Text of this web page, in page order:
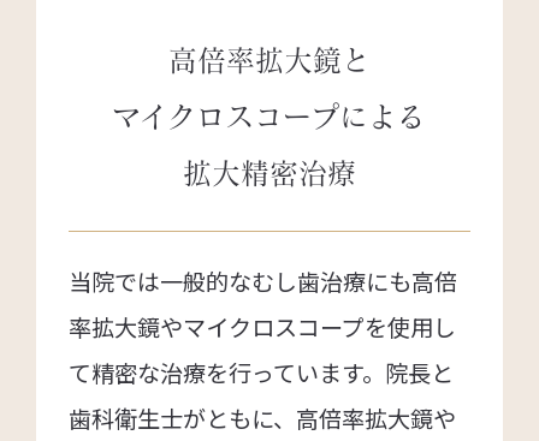
高倍率拡大鏡と
マイクロスコープによる
拡大精密治療
当院では一般的なむし歯治療にも高倍
率拡大鏡やマイクロスコープを使用し
て精密な治療を行っています。院長と
歯科衛生士がともに、高倍率拡大鏡や